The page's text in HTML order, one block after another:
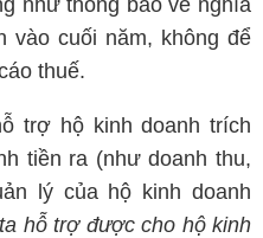
vào cuối năm, không để
thuế.
trợ hộ kinh doanh trích
tiền ra (như doanh thu,
lý của hộ kinh doanh
hỗ trợ được cho hộ kinh